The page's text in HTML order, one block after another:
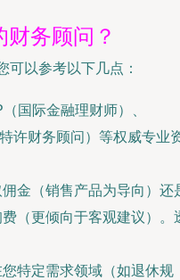
务顾问？
可以参考以下几点：
国际金融理财师）、
许财务顾问）等权威专业
佣金（销售产品为导向）还
（更倾向于客观建议）。
您特定需求领域（如退休规